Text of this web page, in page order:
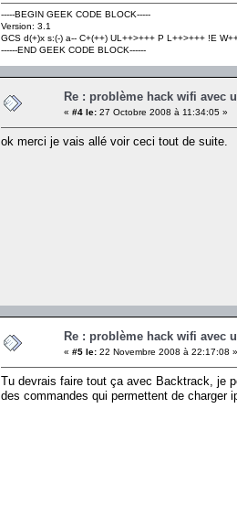
-----BEGIN GEEK CODE BLOCK-----
Version: 3.1
GCS d(+)x s:(-) a-- C+(++) UL++>+++ P L++>+++ !E
------END GEEK CODE BLOCK------
Re : problème hack wifi avec
« #4 le: 27 Octobre 2008 à 11:34:05 »
ok merci je vais allé voir ceci tout de suite.
Re : problème hack wifi avec
« #5 le: 22 Novembre 2008 à 22:17:08 »
Tu devrais faire tout ça avec Backtrack, je
des commandes qui permettent de charger